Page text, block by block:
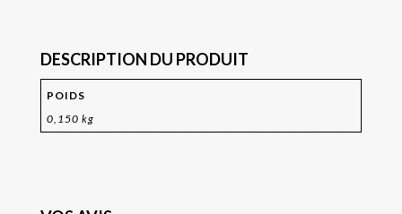
DESCRIPTION DU PRODUIT
POIDS
0,150 kg